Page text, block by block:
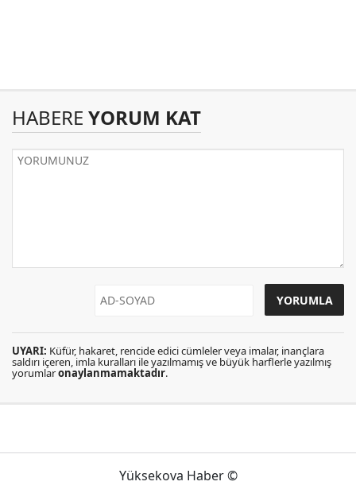
HABERE YORUM KAT
UYARI: Küfür, hakaret, rencide edici cümleler veya imalar, inançlara
saldırı içeren, imla kuralları ile yazılmamış ve büyük harflerle yazılmış
yorumlaronaylanmamaktadır.
Yüksekova Haber ©